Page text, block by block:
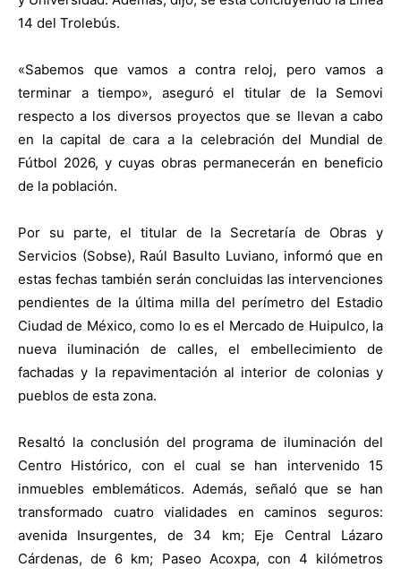
14 del Trolebús.
«Sabemos que vamos a contra reloj, pero vamos a
terminar a tiempo», aseguró el titular de la Semovi
respecto a los diversos proyectos que se llevan a cabo
en la capital de cara a la celebración del Mundial de
Fútbol 2026, y cuyas obras permanecerán en beneficio
de la población.
Por su parte, el titular de la Secretaría de Obras y
Servicios (Sobse), Raúl Basulto Luviano, informó que en
estas fechas también serán concluidas las intervenciones
pendientes de la última milla del perímetro del Estadio
Ciudad de México, como lo es el Mercado de Huipulco, la
nueva iluminación de calles, el embellecimiento de
fachadas y la repavimentación al interior de colonias y
pueblos de esta zona.
Resaltó la conclusión del programa de iluminación del
Centro Histórico, con el cual se han intervenido 15
inmuebles emblemáticos. Además, señaló que se han
transformado cuatro vialidades en caminos seguros:
avenida Insurgentes, de 34 km; Eje Central Lázaro
Cárdenas, de 6 km; Paseo Acoxpa, con 4 kilómetros